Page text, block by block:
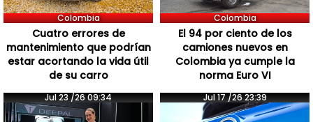
Colombia
Cuatro errores de
mantenimiento que podrían
estar acortando la vida útil
de su carro
Colombia
El 94 por ciento de los
camiones nuevos en
Colombia ya cumple la
norma Euro VI
Jul 23 /26 09:34 Jul 17 /26 23:39